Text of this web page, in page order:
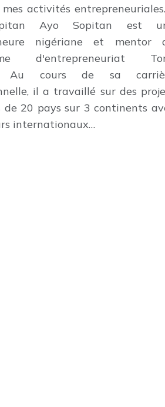
mes activités
Ayo Sopitan est
nigériane et mentor
d'entrepreneuriat
Au cours de sa
il a travaillé sur des
de 20 pays sur 3 continents
internationaux…